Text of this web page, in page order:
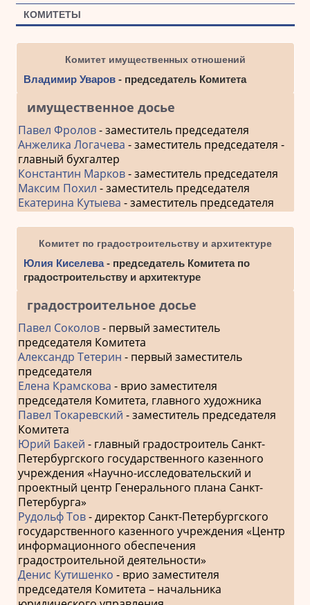
КОМИТЕТЫ
Комитет имущественных отношений
Владимир Уваров- председатель Комитета
имущественное досье
Павел Фролов- заместитель председателя
Анжелика Логачева - заместитель председателя -
главный бухгалтер
Константин Марков- заместитель председателя
Максим Похил - заместитель председателя
Екатерина Кутыева - заместитель председателя
Комитет по градостроительству и архитектуре
Юлия Киселева- председатель Комитета по
градостроительству и архитектуре
градостроительное досье
Павел Соколов- первый заместитель
председателя Комитета
Александр Тетерин - первый заместитель
председателя
Елена Крамскова - врио заместителя
председателя Комитета, главного художника
Павел Токаревский - заместитель председателя
Комитета
Юрий Бакей - главный градостроитель Санкт-
Петербургского государственного казенного
учреждения «Научно-исследовательский и
проектный центр Генерального плана Санкт-
Петербурга»
Рудольф Тов- директор Санкт-Петербургского
государственного казенного учреждения «Центр
информационного обеспечения
градостроительной деятельности»
Денис Кутишенко - врио заместителя
председателя Комитета – начальника